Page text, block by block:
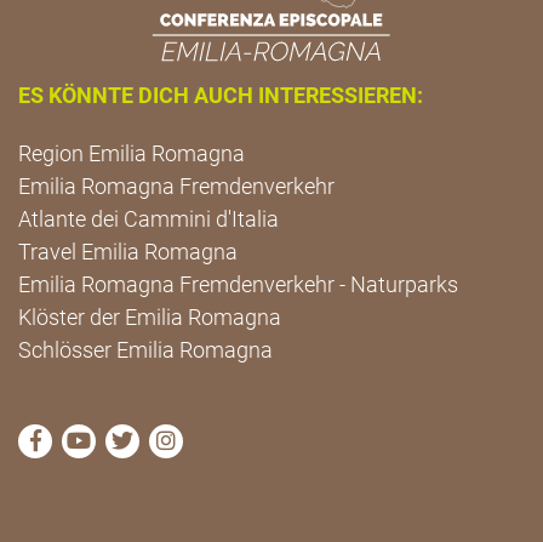
ES KÖNNTE DICH AUCH INTERESSIEREN:
Region Emilia Romagna
Emilia Romagna Fremdenverkehr
Atlante dei Cammini d'Italia
Travel Emilia Romagna
Emilia Romagna Fremdenverkehr - Naturparks
Klöster der Emilia Romagna
Schlösser Emilia Romagna
die Seite Facebook von Cammini Emilia-Romagna
die Seite YouTube von Cammini Emilia-
die Seite Twitter von Cammini Emilia-
die Seite Instagram von Cammini